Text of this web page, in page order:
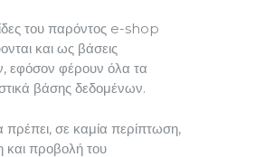
του παρόντος e-shop
και ως βάσεις
εφόσον φέρουν όλα τα
βάσης δεδομένων.
πρέπει, σε καμία περίπτωση,
και προβολή του